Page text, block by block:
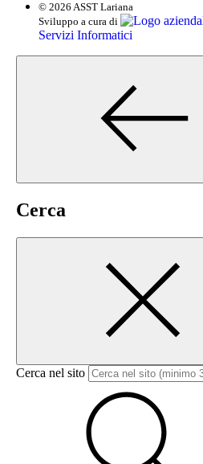
© 2026 ASST Lariana
Sviluppo a cura di
Servizi Informatici
Cerca
Cerca nel sito